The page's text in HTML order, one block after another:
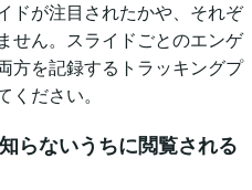
ドが注目されたかや、それぞ
せん。スライドごとのエンゲ
方を記録するトラッキングプ
ください。
らないうちに閲覧される